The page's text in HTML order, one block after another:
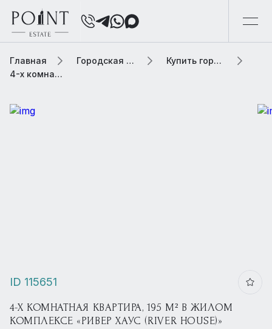
Главная Городская элитная недвижимость
Купить городскую недвижимость
4-х комнатная квартира, 195 м² В жилом комплексе «Ривер Хаус (River House)»
ID 115651
4-Х КОМНАТНАЯ КВАРТИРА, 195 М² В ЖИЛОМ
КОМПЛЕКСЕ «РИВЕР ХАУС (RIVER HOUSE)»